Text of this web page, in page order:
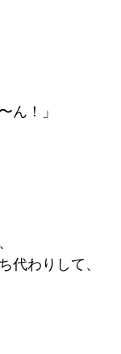
ん！」
代わりして、